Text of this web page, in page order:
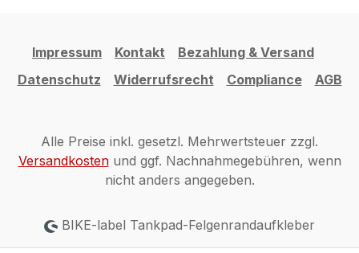
Impressum Kontakt
Bezahlung & Versand
Datenschutz
Widerrufsrecht Compliance AGB
Alle Preise inkl. gesetzl. Mehrwertsteuer zzgl.
Versandkostenund ggf. Nachnahmegebühren, wenn
nicht anders angegeben.
BIKE-label Tankpad-Felgenrandaufkleber